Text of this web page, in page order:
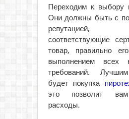
Переходим к выбору
Они должны быть с
соответствующие
товар, правильно
выполнением всех
требований.
будет покупка
это позволит вам
расходы.